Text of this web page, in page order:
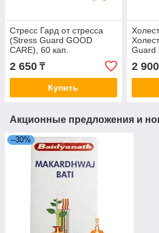
Стресс Гард от стресса
(Stress Guard GOOD
CARE), 60 кап.
2 650 ₸
Купить
Guard
2 900
Акционные предложения и
–30%